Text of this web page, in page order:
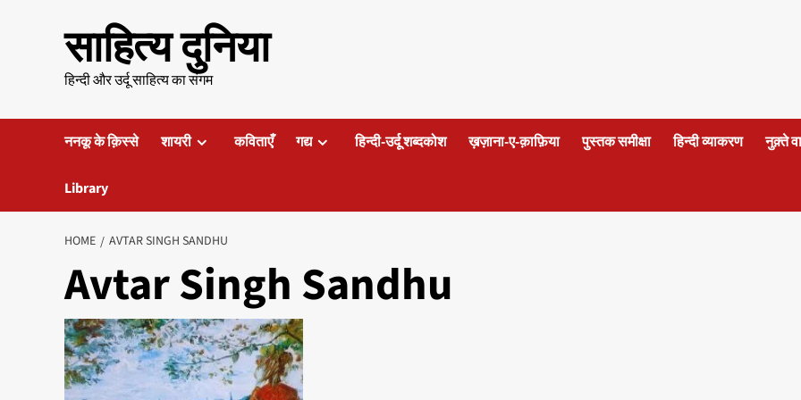
साहित्य दुनिया
हिन्दी और उर्दू साहित्य का संगम
ननकू के क़िस्से शायरी कविताएँ गद्य हिन्दी-उर्दू शब्दकोश ख़ज़ाना-ए-क़ाफ़िया पुस्तक समीक्षा हिन्दी व्याकरण नुक़्ते
Library
HOME AVTAR SINGH SANDHU
Avtar Singh Sandhu